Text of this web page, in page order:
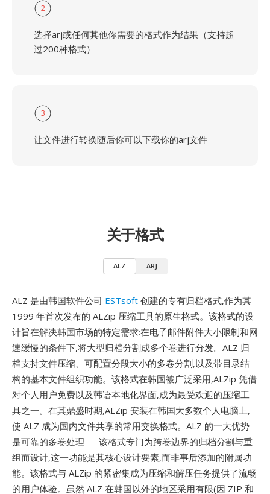
2
选择arj或任何其他你需要的格式作为结果（支持超
过200种格式）
3
让文件进行转换随后你可以下载你的arj文件
关于格式
ALZ ARJ
ALZ 是由韩国软件公司 ESTsoft 创建的专有归档格式,作为其
1999 年首次发布的 ALZip 压缩工具的原生格式。该格式的设
计旨在解决韩国市场的特定需求:在电子邮件附件大小限制和网
速缓慢的条件下,将大型归档分割成多个卷进行分发。ALZ 归
档支持文件压缩、可配置分段大小的多卷分割,以及带目录结
构的基本文件组织功能。该格式在韩国被广泛采用,ALZip 凭借
对个人用户免费以及韩语本地化界面,成为最受欢迎的压缩工
具之一。在其鼎盛时期,ALZip 安装在韩国大多数个人电脑上,
使 ALZ 成为国内文件共享的常用交换格式。ALZ 的一大优势
是可靠的多卷处理 — 该格式专门为跨卷边界的归档分割与重
组而设计,这一功能是其核心设计要素,而非事后添加的附属功
能。该格式与 ALZip 的紧密集成为压缩和解压任务提供了流畅
的用户体验。虽然 ALZ 在韩国以外的地区采用有限(因 ZIP 和